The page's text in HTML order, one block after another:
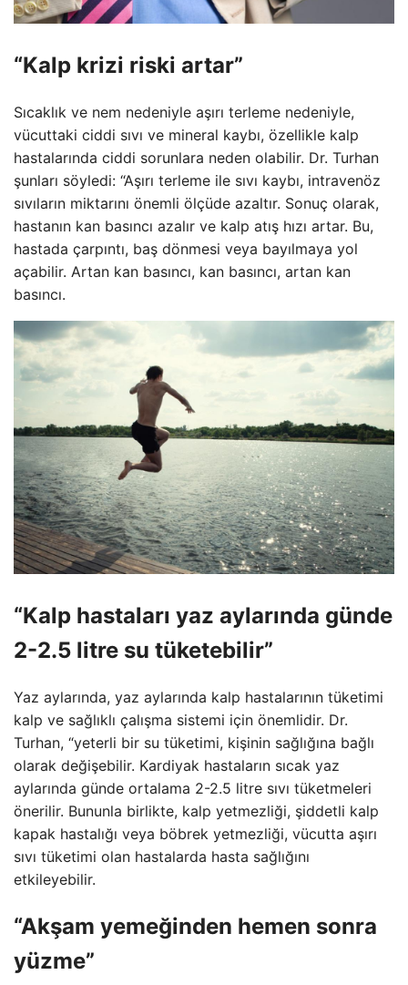
“Kalp krizi riski artar”
Sıcaklık ve nem nedeniyle aşırı terleme nedeniyle,
vücuttaki ciddi sıvı ve mineral kaybı, özellikle kalp
hastalarında ciddi sorunlara neden olabilir. Dr. Turhan
şunları söyledi: “Aşırı terleme ile sıvı kaybı, intravenöz
sıvıların miktarını önemli ölçüde azaltır. Sonuç olarak,
hastanın kan basıncı azalır ve kalp atış hızı artar. Bu,
hastada çarpıntı, baş dönmesi veya bayılmaya yol
açabilir. Artan kan basıncı, kan basıncı, artan kan
basıncı.
“Kalp hastaları yaz aylarında günde
2-2.5 litre su tüketebilir”
Yaz aylarında, yaz aylarında kalp hastalarının tüketimi
kalp ve sağlıklı çalışma sistemi için önemlidir. Dr.
Turhan, “yeterli bir su tüketimi, kişinin sağlığına bağlı
olarak değişebilir. Kardiyak hastaların sıcak yaz
aylarında günde ortalama 2-2.5 litre sıvı tüketmeleri
önerilir. Bununla birlikte, kalp yetmezliği, şiddetli kalp
kapak hastalığı veya böbrek yetmezliği, vücutta aşırı
sıvı tüketimi olan hastalarda hasta sağlığını
etkileyebilir.
“Akşam yemeğinden hemen sonra
yüzme”